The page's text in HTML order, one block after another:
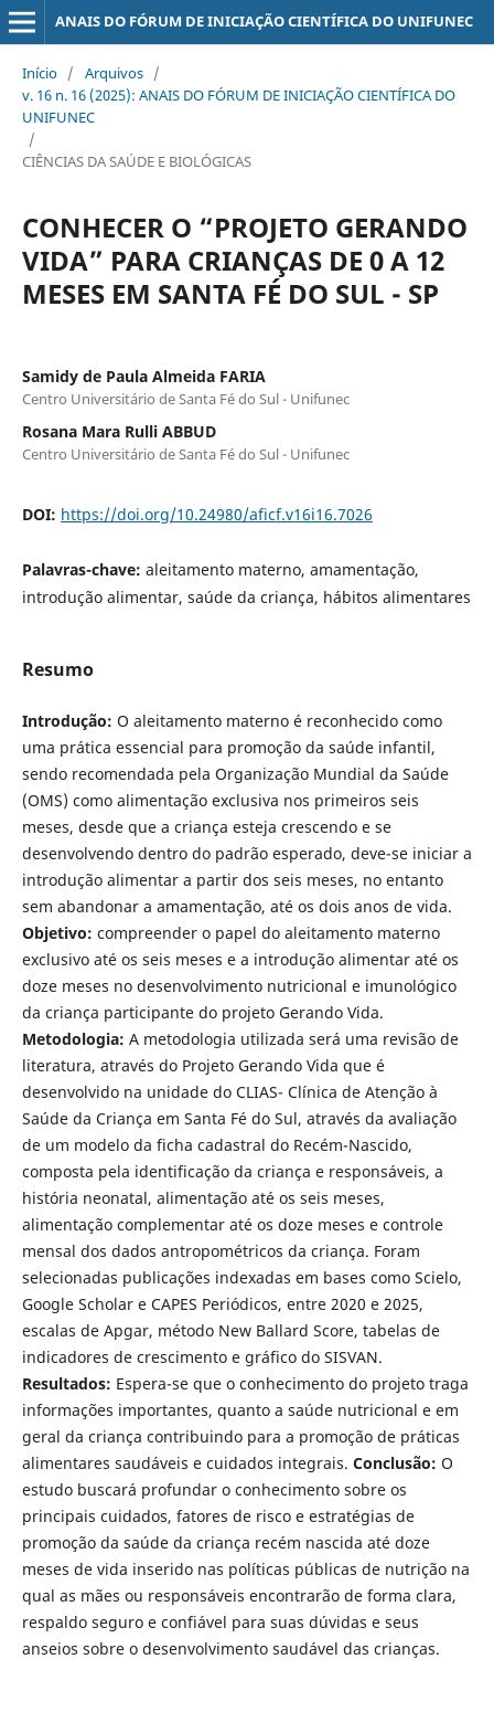
ANAIS DO FÓRUM DE INICIAÇÃO CIENTÍFICA DO UNIFUNEC
Início / Arquivos /
v. 16 n. 16 (2025): ANAIS DO FÓRUM DE INICIAÇÃO CIENTÍFICA DO
UNIFUNEC
/
CIÊNCIAS DA SAÚDE E BIOLÓGICAS
CONHECER O “PROJETO GERANDO
VIDA” PARA CRIANÇAS DE 0 A 12
MESES EM SANTA FÉ DO SUL - SP
Samidy de Paula Almeida FARIA
Centro Universitário de Santa Fé do Sul - Unifunec
Rosana Mara Rulli ABBUD
Centro Universitário de Santa Fé do Sul - Unifunec
DOI: https://doi.org/10.24980/aficf.v16i16.7026
Palavras-chave: aleitamento materno, amamentação,
introdução alimentar, saúde da criança, hábitos alimentares
Resumo
Introdução: O aleitamento materno é reconhecido como
uma prática essencial para promoção da saúde infantil,
sendo recomendada pela Organização Mundial da Saúde
(OMS) como alimentação exclusiva nos primeiros seis
meses, desde que a criança esteja crescendo e se
desenvolvendo dentro do padrão esperado, deve-se iniciar a
introdução alimentar a partir dos seis meses, no entanto
sem abandonar a amamentação, até os dois anos de vida.
Objetivo: compreender o papel do aleitamento materno
exclusivo até os seis meses e a introdução alimentar até os
doze meses no desenvolvimento nutricional e imunológico
da criança participante do projeto Gerando Vida.
Metodologia: A metodologia utilizada será uma revisão de
literatura, através do Projeto Gerando Vida que é
desenvolvido na unidade do CLIAS- Clínica de Atenção à
Saúde da Criança em Santa Fé do Sul, através da avaliação
de um modelo da ficha cadastral do Recém-Nascido,
composta pela identificação da criança e responsáveis, a
história neonatal, alimentação até os seis meses,
alimentação complementar até os doze meses e controle
mensal dos dados antropométricos da criança. Foram
selecionadas publicações indexadas em bases como Scielo,
Google Scholar e CAPES Periódicos, entre 2020 e 2025,
escalas de Apgar, método New Ballard Score, tabelas de
indicadores de crescimento e gráfico do SISVAN.
Resultados: Espera-se que o conhecimento do projeto traga
informações importantes, quanto a saúde nutricional e em
geral da criança contribuindo para a promoção de práticas
alimentares saudáveis e cuidados integrais. Conclusão: O
estudo buscará profundar o conhecimento sobre os
principais cuidados, fatores de risco e estratégias de
promoção da saúde da criança recém nascida até doze
meses de vida inserido nas políticas públicas de nutrição na
qual as mães ou responsáveis encontrarão de forma clara,
respaldo seguro e confiável para suas dúvidas e seus
anseios sobre o desenvolvimento saudável das crianças.